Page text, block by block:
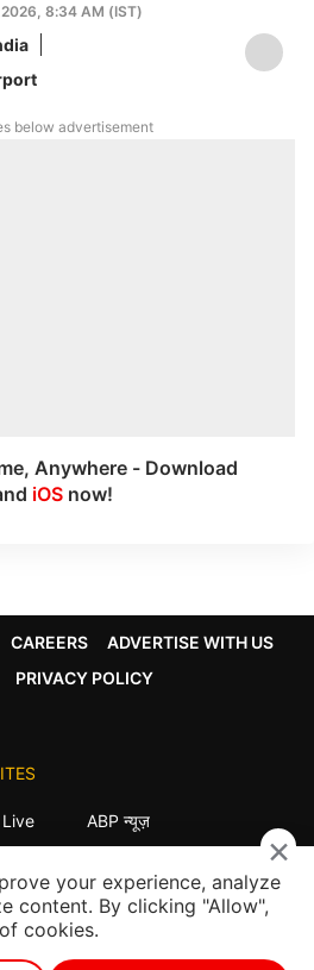
8:34 AM (IST)
below advertisement
Anywhere - Download
iOS now!
CAREERS
ADVERTISE WITH US
PRIVACY POLICY
Live
ABP न्यूज़
ABP நாடு ABP దేశం
×
your experience, analyze
content. By clicking "Allow",
cookies.